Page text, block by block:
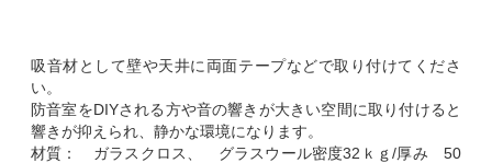
吸音材として壁や天井に両面テープなどで取り付けてくださ
い。
防音室をDIYされる方や音の響きが大きい空間に取り付けると
響きが抑えられ、静かな環境になります。
材質： ガラスクロス、 グラスウール密度32ｋｇ/厚み 50